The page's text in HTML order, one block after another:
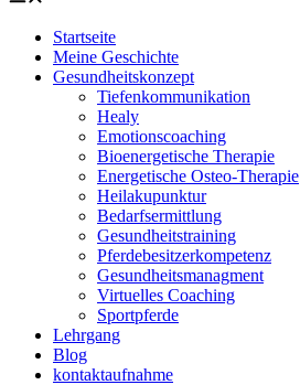
Startseite
Meine Geschichte
Gesundheitskonzept
Tiefenkommunikation
Healy
Emotionscoaching
Bioenergetische Therapie
Energetische Osteo-Therapie
Heilakupunktur
Bedarfsermittlung
Gesundheitstraining
Pferdebesitzerkompetenz
Gesundheitsmanagment
Virtuelles Coaching
Sportpferde
Lehrgang
Blog
kontaktaufnahme